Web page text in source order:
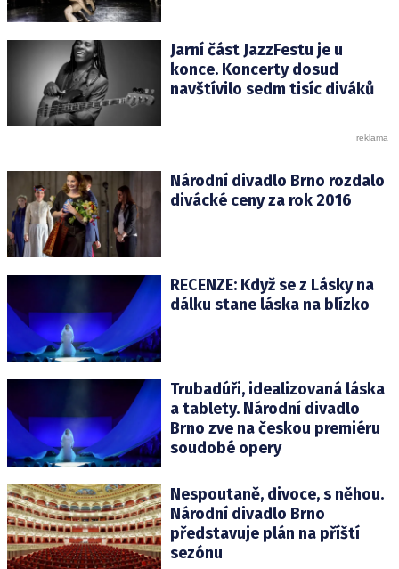
Jarní část JazzFestu je u
konce. Koncerty dosud
navštívilo sedm tisíc diváků
Národní divadlo Brno rozdalo
divácké ceny za rok 2016
RECENZE: Když se z Lásky na
dálku stane láska na blízko
Trubadúři, idealizovaná láska
a tablety. Národní divadlo
Brno zve na českou premiéru
soudobé opery
Nespoutaně, divoce, s něhou.
Národní divadlo Brno
představuje plán na příští
sezónu